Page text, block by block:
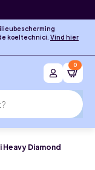
koeltechnici. Vind hier
0
Diamond